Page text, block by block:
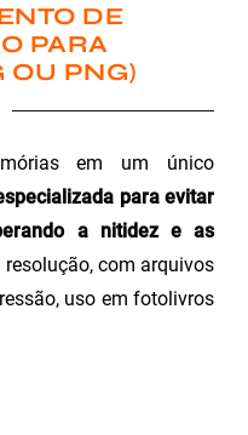
DE
PARA
OU PNG)
em um único
para evitar
a nitidez e as
com arquivos
uso em fotolivros